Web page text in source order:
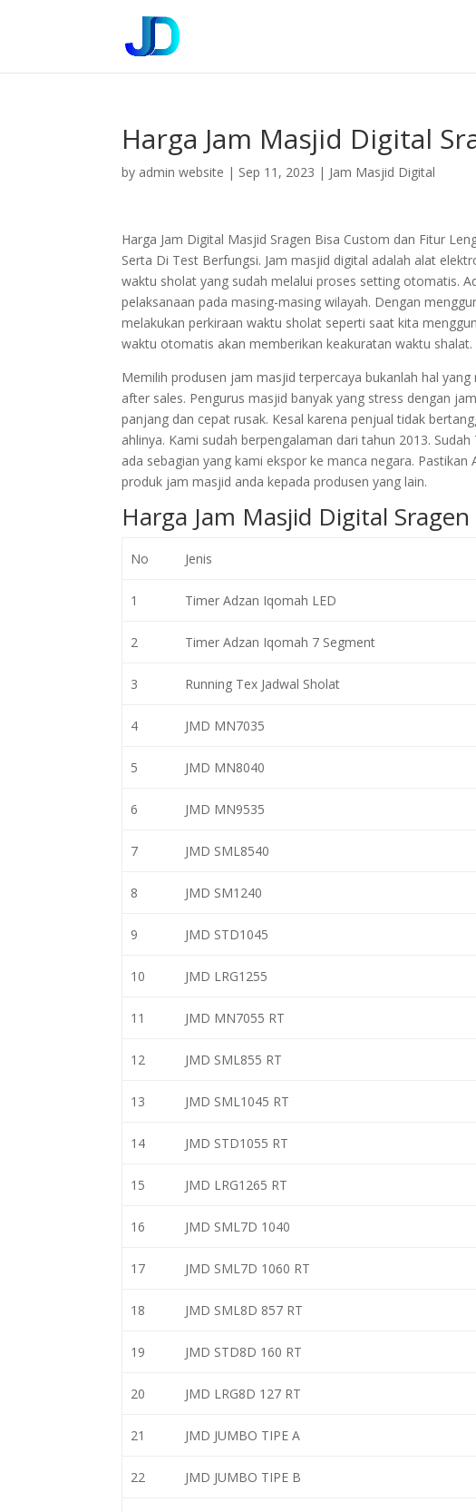
Harga Jam Masjid Digital
by admin website | Sep 11, 2023 | Jam Masjid Digital
Harga Jam Digital Masjid Sragen Bisa Custom dan Fitur
Serta Di Test Berfungsi. Jam masjid digital adalah alat
waktu sholat yang sudah melalui proses setting otomatis.
pelaksanaan pada masing-masing wilayah. Dengan
melakukan perkiraan waktu sholat seperti saat kita
waktu otomatis akan memberikan keakuratan waktu shalat.
Memilih produsen jam masjid terpercaya bukanlah hal
after sales. Pengurus masjid banyak yang stress dengan
panjang dan cepat rusak. Kesal karena penjual tidak
ahlinya. Kami sudah berpengalaman dari tahun 2013.
ada sebagian yang kami ekspor ke manca negara.
produk jam masjid anda kepada produsen yang lain.
Harga Jam Masjid Digital Sragen
No Jenis
1 Timer Adzan Iqomah LED
2 Timer Adzan Iqomah 7 Segment
3 Running Tex Jadwal Sholat
4 JMD MN7035
5 JMD MN8040
6 JMD MN9535
7 JMD SML8540
8 JMD SM1240
9 JMD STD1045
10 JMD LRG1255
11 JMD MN7055 RT
12 JMD SML855 RT
13 JMD SML1045 RT
14 JMD STD1055 RT
15 JMD LRG1265 RT
16 JMD SML7D 1040
17 JMD SML7D 1060 RT
18 JMD SML8D 857 RT
19 JMD STD8D 160 RT
20 JMD LRG8D 127 RT
21 JMD JUMBO TIPE A
22 JMD JUMBO TIPE B